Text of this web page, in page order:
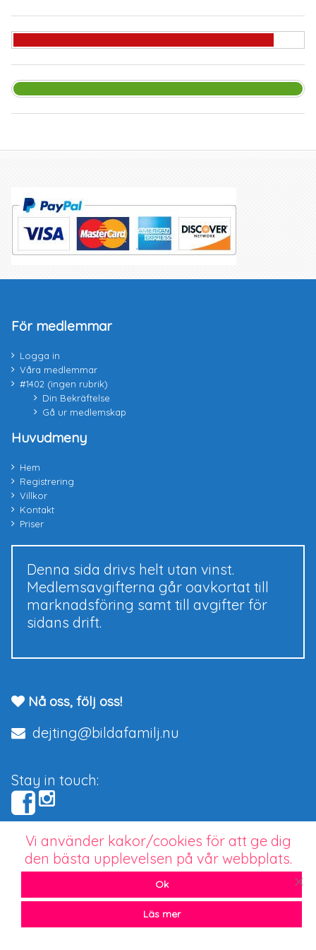
För medlemmar
Logga in
Våra medlemmar
#1402 (ingen rubrik)
Din Bekräftelse
Gå ur medlemskap
Huvudmeny
Hem
Registrering
Villkor
Kontakt
Priser
Denna sida drivs helt utan vinst.
Medlemsavgifterna går oavkortat till
marknadsföring samt till avgifter för
sidans drift.
Nå oss, följ oss!
dejting@bildafamilj.nu
Stay in touch:
Copyright © 2026 bildafamilj.nu.
Seriös dejting för barnlängtande singlar
UA-83582583-1
Vi använder kakor/cookies för att ge dig
den bästa upplevelsen på vår webbplats.
Ok
Läs mer